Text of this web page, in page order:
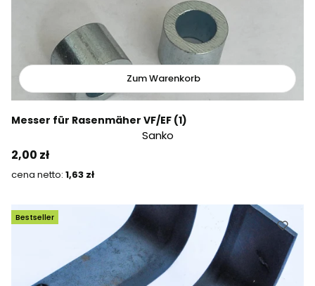
Zum Warenkorb
Messer für Rasenmäher VF/EF (1)
Sanko
Preis
2,00 zł
Preis
1,63 zł
Bestseller